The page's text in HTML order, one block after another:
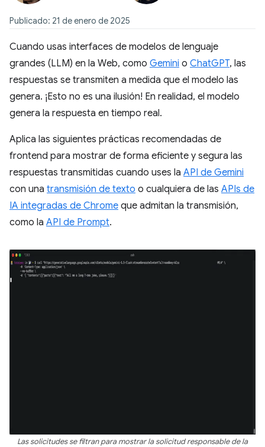
Publicado: 21 de enero de 2025
Cuando usas interfaces de modelos de lenguaje
grandes (LLM) en la Web, como Gemini o ChatGPT, las
respuestas se transmiten a medida que el modelo las
genera. ¡Esto no es una ilusión! En realidad, el modelo
genera la respuesta en tiempo real.
Aplica las siguientes prácticas recomendadas de
frontend para mostrar de forma eficiente y segura las
respuestas transmitidas cuando uses la API de Gemini
con una transmisión de texto o cualquiera de las APIs de
IA integradas de Chrome que admitan la transmisión,
como la API de Prompt.
Las solicitudes se filtran para mostrar la solicitud responsable de la